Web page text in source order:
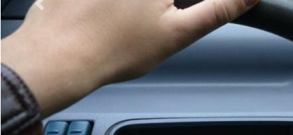
Poprzednie